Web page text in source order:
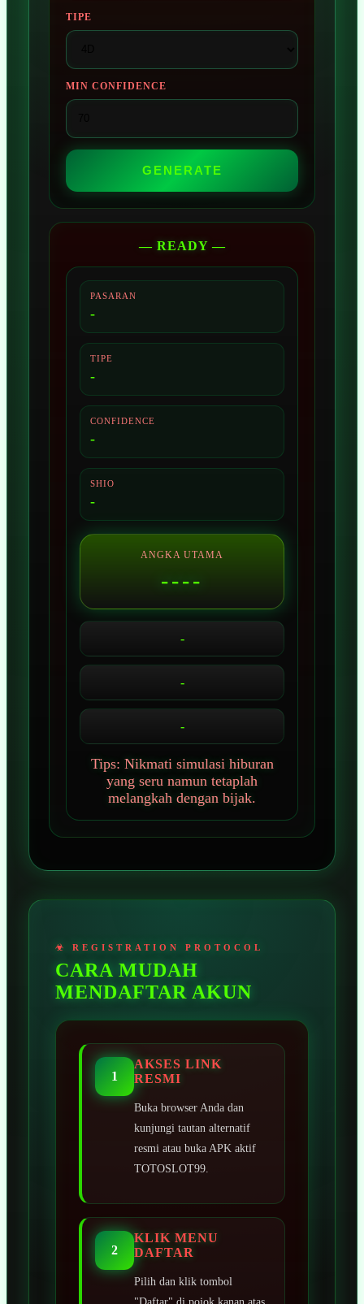
TIPE
MIN CONFIDENCE
GENERATE
— READY —
PASARAN
-
TIPE
-
CONFIDENCE
-
SHIO
-
ANGKA UTAMA
----
-
-
-
Tips: Nikmati simulasi hiburan
yang seru namun tetaplah
melangkah dengan bijak.
CARA MUDAH
MENDAFTAR AKUN
1
AKSES LINK
RESMI
Buka browser Anda dan
kunjungi tautan alternatif
resmi atau buka APK aktif
TOTOSLOT99.
2
KLIK MENU
DAFTAR
Pilih dan klik tombol